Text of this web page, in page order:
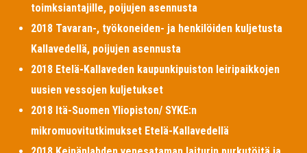
toimksiantajille, poijujen asennusta
2018 Tavaran-, työkoneiden- ja henkilöiden kuljetusta
Kallavedellä, poijujen asennusta
2018 Etelä-Kallaveden kaupunkipuiston leiripaikkojen
uusien vessojen kuljetukset
2018 Itä-Suomen Yliopiston/ SYKE:n
mikromuovitutkimukset Etelä-Kallavedellä